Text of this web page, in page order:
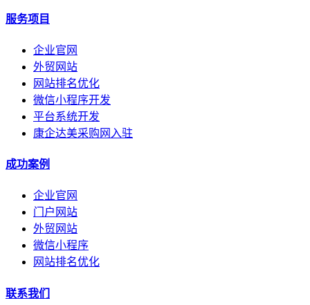
服务项目
企业官网
外贸网站
网站排名优化
微信小程序开发
平台系统开发
康企达美采购网入驻
成功案例
企业官网
门户网站
外贸网站
微信小程序
网站排名优化
联系我们